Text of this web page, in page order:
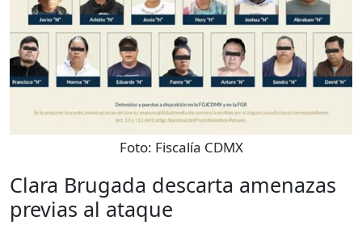
Foto: Fiscalía CDMX
Clara Brugada descarta amenazas
previas al ataque